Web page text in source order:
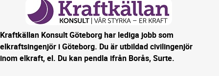
Kraftkällan Konsult Göteborg har lediga jobb som
elkraftsingenjör i Göteborg. Du är utbildad civilingenjör
inom elkraft, el. Du kan pendla ifrån Borås, Surte.